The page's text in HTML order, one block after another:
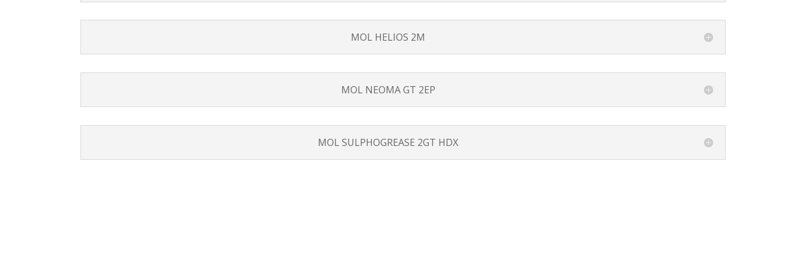
MOL HELIOS 2M
MOL NEOMA GT 2EP
MOL SULPHOGREASE 2GT HDX